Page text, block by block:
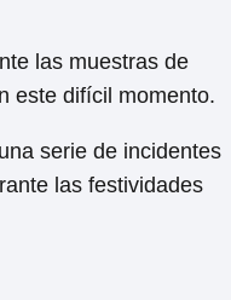
las muestras de
este difícil momento.
serie de incidentes
las festividades